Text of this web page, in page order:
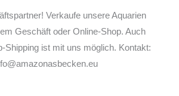
Verkaufe unsere Aquarien
Geschäft oder Online-Shop. Auch
Shipping ist mit uns möglich. Kontakt: